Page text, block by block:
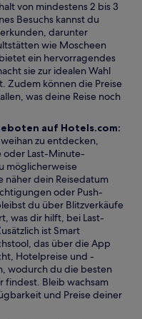
von mindestens 2 bis 3
Besuchs kannst du
darunter
wie Moscheen
ein hervorragendes
sie zur idealen Wahl
Zudem können die Preise
was deine Reise noch
auf Hotels.com:
zu entdecken,
oder Last-Minute-
möglicherweise
dein Reisedatum
oder Push-
du über Blitzverkäufe
was dir hilft, bei Last-
ist Smart
das über die App
Hotelpreise und -
wodurch du die besten
findest. Bleib wachsam
und Preise deiner